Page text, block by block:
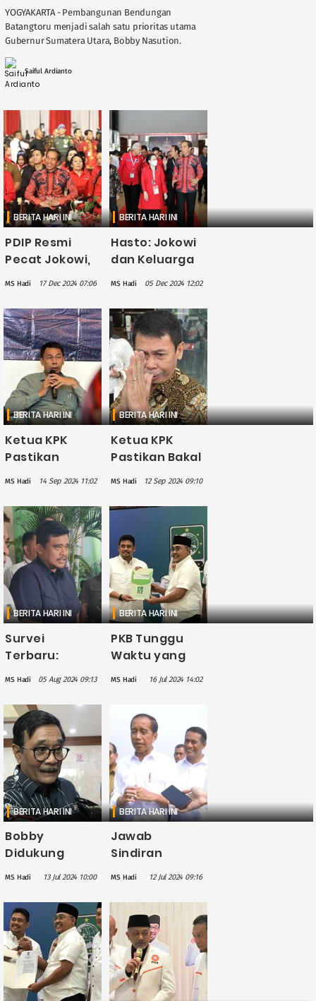
YOGYAKARTA - Pembangunan Bendungan
Batangtoru menjadi salah satu prioritas utama
Gubernur Sumatera Utara, Bobby Nasution.
kualitas hidup masyarakat di Tapanuli Selatan
dan ....
Saiful Ardianto
BERITA HARI INI
PDIP Resmi
Pecat Jokowi,
Kader Partai
MS Hadi 17 Dec 2024 07:06
BERITA HARI INI
Hasto: Jokowi
dan Keluarga
Bagian PDIP
MS Hadi 05 Dec 2024 12:02
BERITA HARI INI
Ketua KPK
Pastikan
Pengusutan
Gratifikasi Jet
Pribadi
Kaesang dan
Bobby Jalan
Terus
MS Hadi 14 Sep 2024 11:02
BERITA HARI INI
Ketua KPK
Pastikan Bakal
Klarifikasi
Kaesang dan
Bobby Terkait
Jet Pribadi
MS Hadi 12 Sep 2024 09:10
BERITA HARI INI
Survei
Terbaru:
Nikson
Nababan, Edy
Rahmayadi,
dan Bobby
Nasution
Bersaing Ketat
di Pilgub
Sumut
MS Hadi 05 Aug 2024 09:13
BERITA HARI INI
PKB Tunggu
Waktu yang
Tepat
terkait Pilkada
Sumut
MS Hadi 16 Jul 2024 14:02
BERITA HARI INI
Bobby
Didukung
Banyak Parpol
Djarot PDIP:
Karena Mas
Bobby Atau
Mertua?
MS Hadi 13 Jul 2024 10:00
BERITA HARI INI
Jawab
Sindiran
Dukungan ke
Pengaruh
Mertua,
Jokowi: Partai-
partai Itu
Pintar-pintar
MS Hadi 12 Jul 2024 09:16